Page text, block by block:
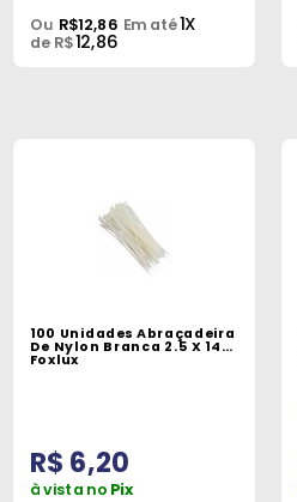
Ou R$12,86 Em até1X
de R$12,86
100 Unidades Abraçadeira
De Nylon Branca 2.5 X 140
Foxlux
R$ 6,20
à vista no Pix